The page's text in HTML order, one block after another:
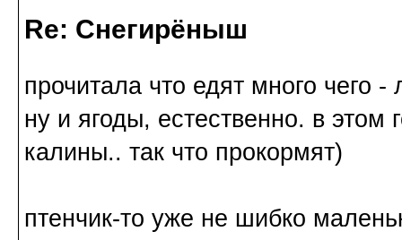
Re: Снегирёныш
прочитала что едят много чего
ну и ягоды, естественно. в
калины.. так что прокормят)
птенчик-то уже не шибко